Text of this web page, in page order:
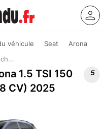
véhicule Seat
Arona
1.5 TSI 150
CV) 2025
